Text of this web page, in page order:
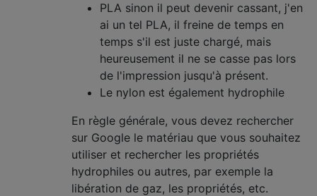
PLA sinon il peut devenir cassant, j'en
ai un tel PLA, il freine de temps en
temps s'il est juste chargé, mais
heureusement il ne se casse pas lors
de l'impression jusqu'à présent.
Le nylon est également hydrophile
En règle générale, vous devez rechercher
sur Google le matériau que vous souhaitez
utiliser et rechercher les propriétés
hydrophiles ou autres, par exemple la
libération de gaz, les propriétés, etc.